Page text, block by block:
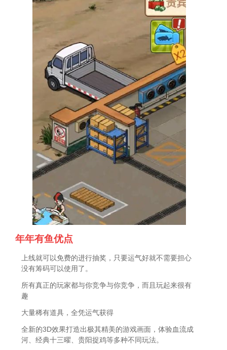
年年有鱼优点
上线就可以免费的进行抽奖，只要运气好就不需要担心
没有筹码可以使用了。
所有真正的玩家都与你竞争与你竞争，而且玩起来很有
趣
大量稀有道具，全凭运气获得
全新的3D效果打造出极其精美的游戏画面，体验血流成
河、经典十三曜、贵阳捉鸡等多种不同玩法。